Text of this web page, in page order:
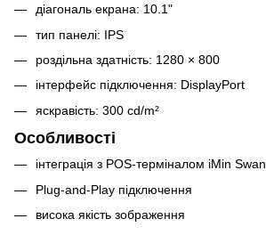
діагональ екрана: 10.1"
тип панелі: IPS
роздільна здатність: 1280 × 800
інтерфейс підключення: DisplayPort
яскравість: 300 cd/m²
Особливості
інтеграція з POS-терміналом iMin Swan
Plug-and-Play підключення
висока якість зображення